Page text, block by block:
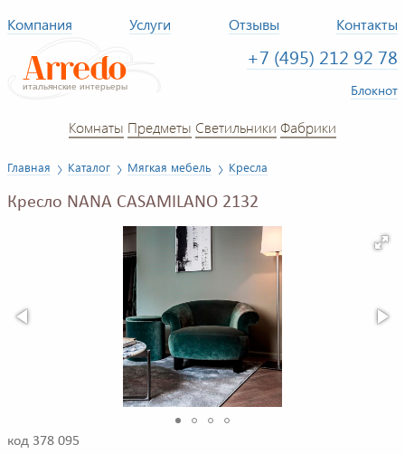
Компания Услуги Отзывы Контакты
+7 (495) 212 92 78
Блокнот
Комнаты Предметы Светильники Фабрики
Главная Каталог Мягкая мебель Кресла
Кресло NANA CASAMILANO 2132
код 378 095